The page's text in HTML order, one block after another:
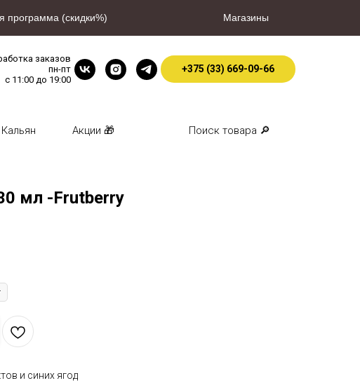
программа (скидки%) Магазины
заказов
пн-пт
с 11:00 до 19:00
+375 (33) 669-09-66
Кальян Акции 🎁 Поиск товара 🔎
мл -Frutberry
и синих ягод